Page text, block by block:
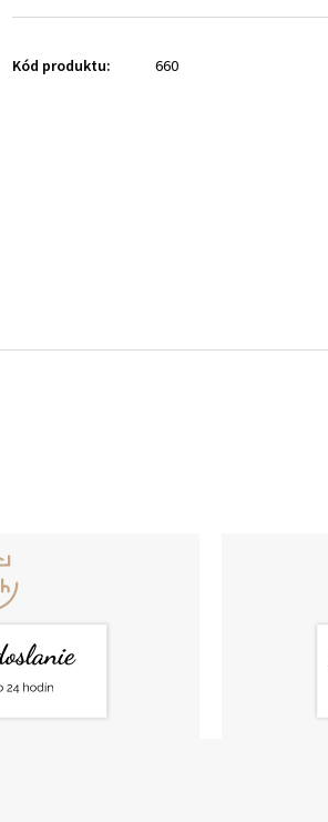
Kód produktu: 660